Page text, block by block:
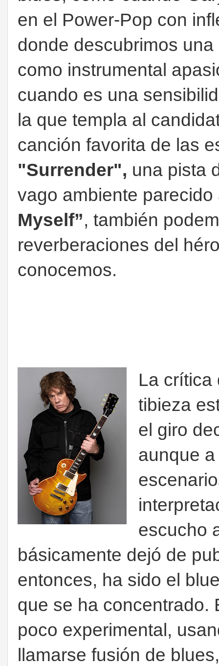
en el Power-Pop con
donde descubrimos
como instrumental
cuando es una
la que templa al
canción favorita de las
"Surrender", una pista
vago ambiente parecido
Myself”, también
reverberaciones del
conocemos.
La crítica
tibieza
el giro
aunque
escucho
básicamente dejó de
entonces, ha sido el
que se ha concentrado.
poco experimental,
llamarse fusión de